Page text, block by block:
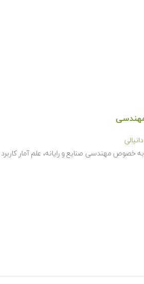
خصوص مهندسی صنایع و رایانه، علم آمار